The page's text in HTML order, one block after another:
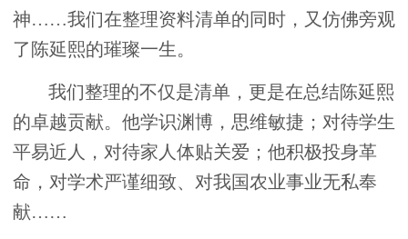
神……我们在整理资料清单的同时，又仿佛旁观
了陈延熙的璀璨一生。
我们整理的不仅是清单，更是在总结陈延熙
的卓越贡献。他学识渊博，思维敏捷；对待学生
平易近人，对待家人体贴关爱；他积极投身革
命，对学术严谨细致、对我国农业事业无私奉
献……